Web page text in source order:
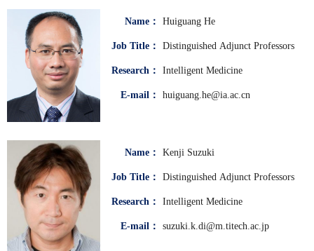
Name： Huiguang He
Job Title： Distinguished Adjunct Professors
Research： Intelligent Medicine
E-mail： huiguang.he@ia.ac.cn
Name： Kenji Suzuki
Job Title： Distinguished Adjunct Professors
Research： Intelligent Medicine
E-mail： suzuki.k.di@m.titech.ac.jp